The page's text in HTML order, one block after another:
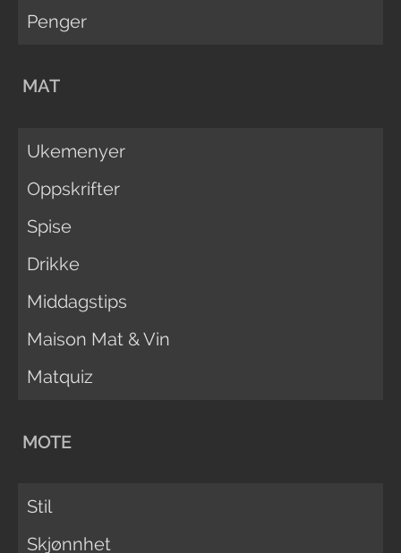
Penger
MAT
Ukemenyer
Oppskrifter
Spise
Drikke
Middagstips
Maison Mat & Vin
Matquiz
MOTE
Stil
Skjønnhet